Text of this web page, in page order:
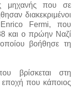
μηχανής που σε
διακεκριμένοι
Fermi, που
και ο πρώην Ναζί
βοήθησε τη
βρίσκεται στη
εποχή που κάποιος